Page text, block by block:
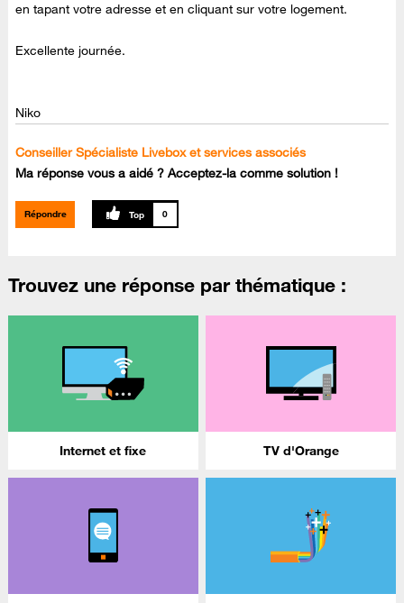
en tapant votre adresse et en cliquant sur votre logement.
Excellente journée.
Niko
Conseiller Spécialiste Livebox et services associés
Ma réponse vous a aidé ? Acceptez-la comme solution !
Répondre 0
Trouvez une réponse par thématique :
Internet et fixe TV d'Orange